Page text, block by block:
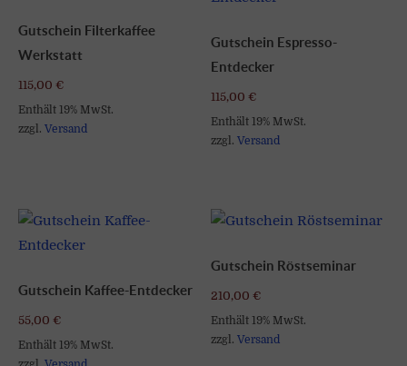
Gutschein Filterkaffee
Werkstatt
115,00 €
Enthält 19% MwSt.
zzgl. Versand
Gutschein Espresso-
Entdecker
115,00€
Enthält 19% MwSt.
zzgl.Versand
Gutschein Kaffee-Entdecker
55,00 €
Enthält 19% MwSt.
Gutschein Röstseminar
210,00€
Enthält 19% MwSt.
zzgl.Versand